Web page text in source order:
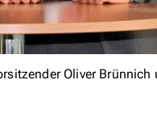
Oliver Brünnich